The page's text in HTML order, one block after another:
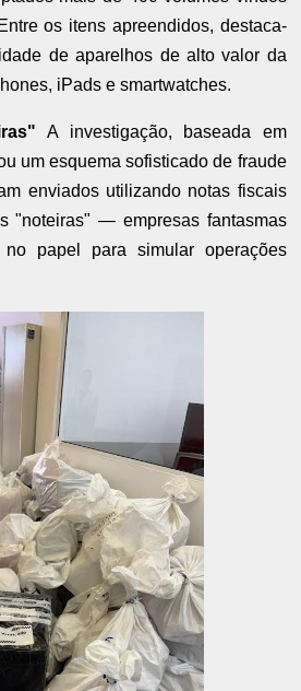
os itens apreendidos, destaca-
de aparelhos de alto valor da
iPads e smartwatches.
A investigação, baseada em
um esquema sofisticado de fraude
enviados utilizando notas fiscais
"noteiras" — empresas fantasmas
papel para simular operações